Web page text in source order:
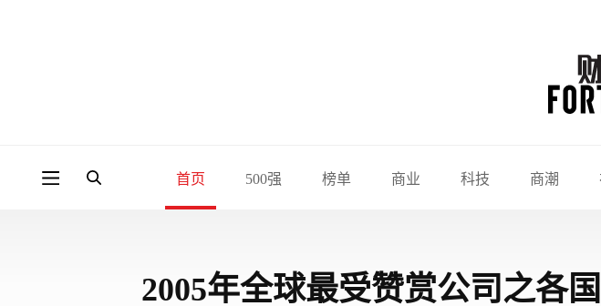
首页 500强 榜单 商业 科技 商潮
2005年全球最受赞赏公司之各